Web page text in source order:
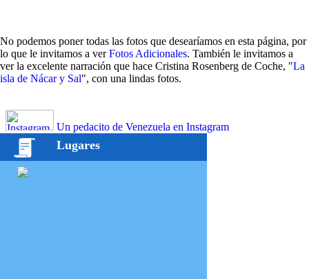
No podemos poner todas las fotos que desearíamos en esta página, por
lo que le invitamos a verFotos Adicionales. También le invitamos a
ver la excelente narración que hace Cristina Rosenberg de Coche, "La
isla de Nácar y Sal", con una lindas fotos.
Un pedacito de Venezuela en Instagram
Lugares